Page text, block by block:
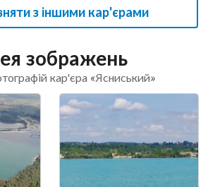
з іншими кар'єрами
зображень
кар'єра «Ясниський»